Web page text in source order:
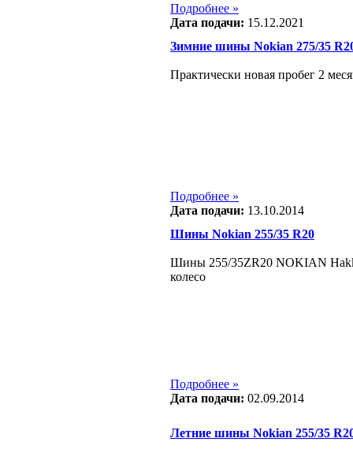
Подробнее »
Дата подачи: 15.12.2021
Зимние шины Nokian 275/35
Практически новая пробег 2
Подробнее »
Дата подачи: 13.10.2014
Шины Nokian 255/35 R20
Шины 255/35ZR20 NOKIAN
колесо
Подробнее »
Дата подачи: 02.09.2014
Летние шины Nokian 255/35